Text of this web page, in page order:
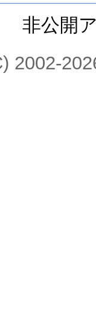
非公開
2002-